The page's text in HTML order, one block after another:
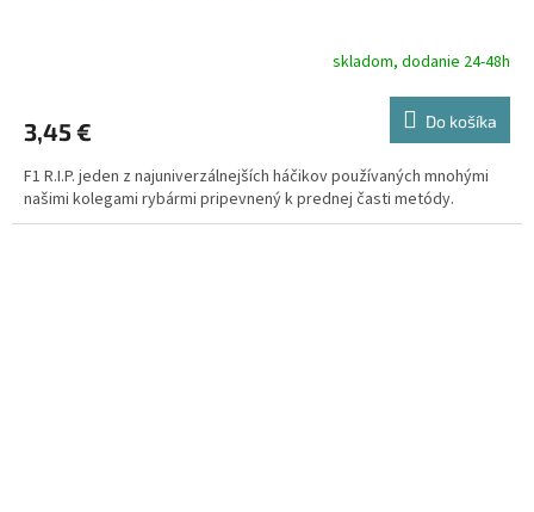
skladom, dodanie 24-48h
3,45 € Do košíka
F1 R.I.P. jeden z najuniverzálnejších háčikov používaných mnohými
našimi kolegami rybármi pripevnený k prednej časti metódy.